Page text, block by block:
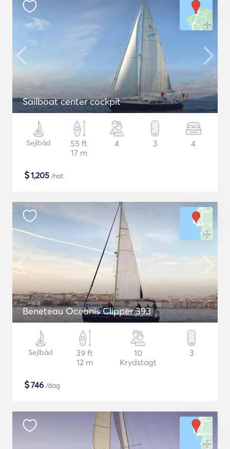
Sailboat center cockpit
Sejlbåd
55 ft
17 m
4 3 4
$1,205 /nat
Beneteau Oceanis Clipper 393
Sejlbåd
39 ft
12 m
10
Krydstogt
3
$746 /dag